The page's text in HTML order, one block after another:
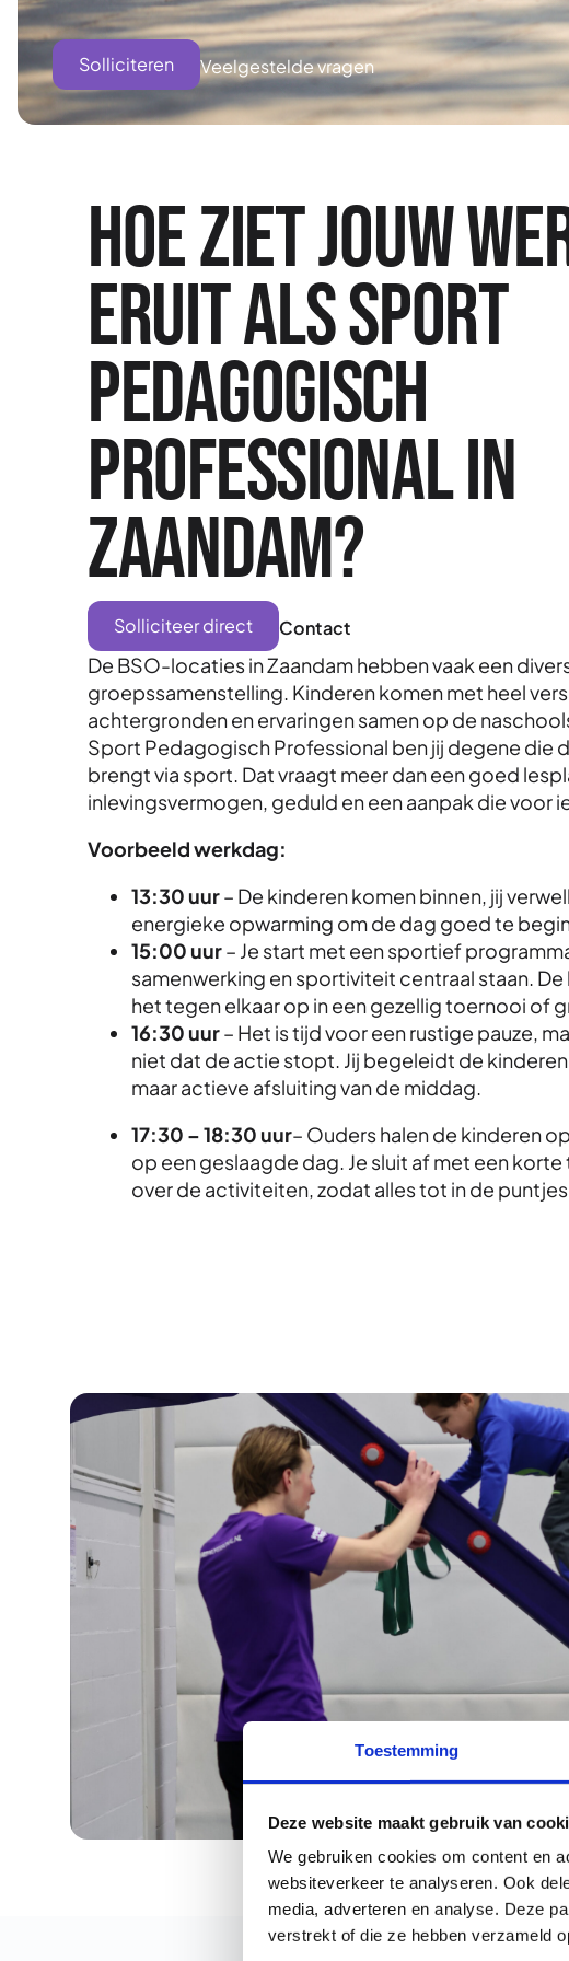
Toestemming
Deze website maakt gebruik van
We gebruiken cookies om content en
websiteverkeer te analyseren. Ook
media, adverteren en analyse. Deze
verstrekt of die ze hebben verzameld
Solliciteren Veelgestelde vragen
Hoe ziet jouw
eruit als Sport
Pedagogisch
Professional in
Zaandam?
Solliciteer direct Contact
De BSO-locaties in Zaandam hebben vaak een
groepssamenstelling. Kinderen komen met heel
achtergronden en ervaringen samen op de
Sport Pedagogisch Professional ben jij degene die
brengt via sport. Dat vraagt meer dan een goed
inlevingsvermogen, geduld en een aanpak die voor
Voorbeeld werkdag:
13:30 uur– De kinderen komen binnen, jij
energieke opwarming om de dag goed te
15:00 uur– Je start met een sportief
samenwerking en sportiviteit centraal staan.
het tegen elkaar op in een gezellig toernooi of
16:30 uur– Het is tijd voor een rustige pauze,
niet dat de actie stopt. Jij begeleidt de
maar actieve afsluiting van de middag.
17:30 – 18:30 uur– Ouders halen de kinderen
op een geslaagde dag. Je sluit af met een
over de activiteiten, zodat alles tot in de